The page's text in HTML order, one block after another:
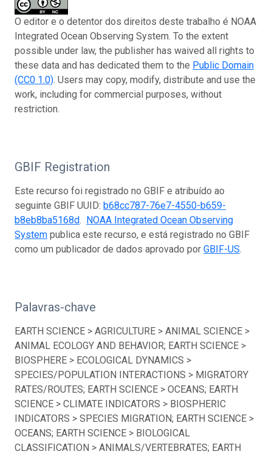
O editor e o detentor dos direitos deste trabalho é NOAA
Integrated Ocean Observing System. To the extent
possible under law, the publisher has waived all rights to
these data and has dedicated them to the Public Domain
(CC0 1.0). Users may copy, modify, distribute and use the
work, including for commercial purposes, without
restriction.
GBIF Registration
Este recurso foi registrado no GBIF e atribuído ao
seguinte GBIF UUID: b68cc787-76e7-4550-b659-
b8eb8ba5168d. NOAA Integrated Ocean Observing
System publica este recurso, e está registrado no GBIF
como um publicador de dados aprovado por GBIF-US.
Palavras-chave
EARTH SCIENCE > AGRICULTURE > ANIMAL SCIENCE >
ANIMAL ECOLOGY AND BEHAVIOR; EARTH SCIENCE >
BIOSPHERE > ECOLOGICAL DYNAMICS >
SPECIES/POPULATION INTERACTIONS > MIGRATORY
RATES/ROUTES; EARTH SCIENCE > OCEANS; EARTH
SCIENCE > CLIMATE INDICATORS > BIOSPHERIC
INDICATORS > SPECIES MIGRATION; EARTH SCIENCE >
OCEANS; EARTH SCIENCE > BIOLOGICAL
CLASSIFICATION > ANIMALS/VERTEBRATES; EARTH